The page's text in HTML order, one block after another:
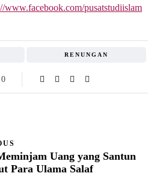
www.facebook.com/pusatstudiislam
RENUNGAN
0
Uang yang Santun
Para Ulama Salaf